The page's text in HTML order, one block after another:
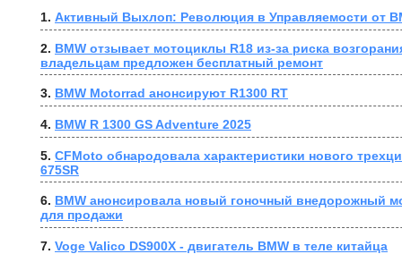
1. Активный Выхлоп: Революция в Управляемости от
2. BMW отзывает мотоциклы R18 из-за риска
владельцам предложен бесплатный ремонт
3. BMW Motorrad анонсируют R1300 RT
4. BMW R 1300 GS Adventure 2025
5. CFMoto обнародовала характеристики нового
675SR
6. BMW анонсировала новый гоночный внедорожный
для продажи
7. Voge Valico DS900X - двигатель BMW в теле китайца